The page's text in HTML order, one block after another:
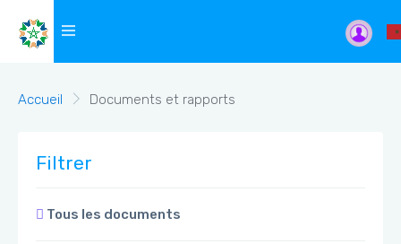
Accueil Documents et rapports
Filtrer
Tous les documents